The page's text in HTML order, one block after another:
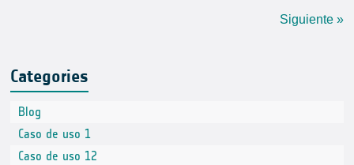
Siguiente »
Categories
Blog
Caso de uso 1
Caso de uso 12